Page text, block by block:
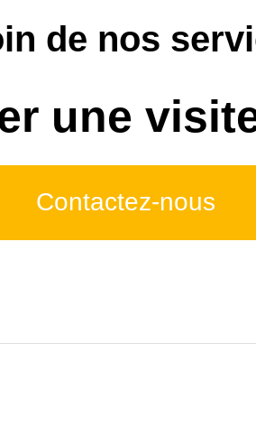
de nos
une
Contactez-nous